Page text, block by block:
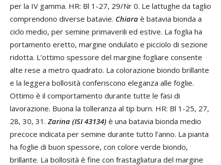
per la IV gamma. HR: Bl 1-27, 29/Nr 0. Le lattughe da taglio
comprendono diverse batavie. Chiara è batavia bionda a
ciclo medio, per semine primaverili ed estive. La foglia ha
portamento eretto, margine ondulato e picciolo di sezione
ridotta. L’ottimo spessore del margine fogliare consente
alte rese a metro quadrato. La colorazione biondo brillante
e la leggera bollosità conferiscono eleganza alle foglie.
Ottimo è il comportamento durante tutte le fasi di
lavorazione. Buona la tolleranza al tip burn. HR: Bl 1-25, 27,
28, 30, 31. Zarina (ISI 43134) è una batavia bionda medio
precoce indicata per semine durante tutto l’anno. La pianta
ha foglie di buon spessore, con colore verde biondo,
brillante. La bollosità è fine con frastagliatura del margine